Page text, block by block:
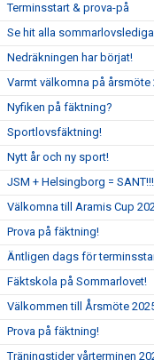
VILL DU PROVA FÄKTNING?
SKOLIDROTT
TRYGG IDROTT
FK ARAMIS PROCESSEN
DOKUMENT
Terminsstart & prova-på
Se hit alla
Nedräkningen har börjat!
Varmt välkomna på årsmöte
Nyfiken på fäktning?
Sportlovsfäktning!
Nytt år och ny sport!
JSM + Helsingborg = SANT!!!
Välkomna till Aramis Cup
Prova på fäktning!
Äntligen dags för
Fäktskola på Sommarlovet!
Välkommen till Årsmöte
Prova på fäktning!
Träningstider vårterminen